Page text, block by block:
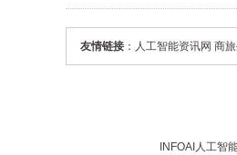
友情链接 ： 人工智能资讯网 商
INFOAI 人工智